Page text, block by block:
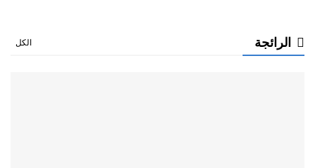
الرائجة الكل